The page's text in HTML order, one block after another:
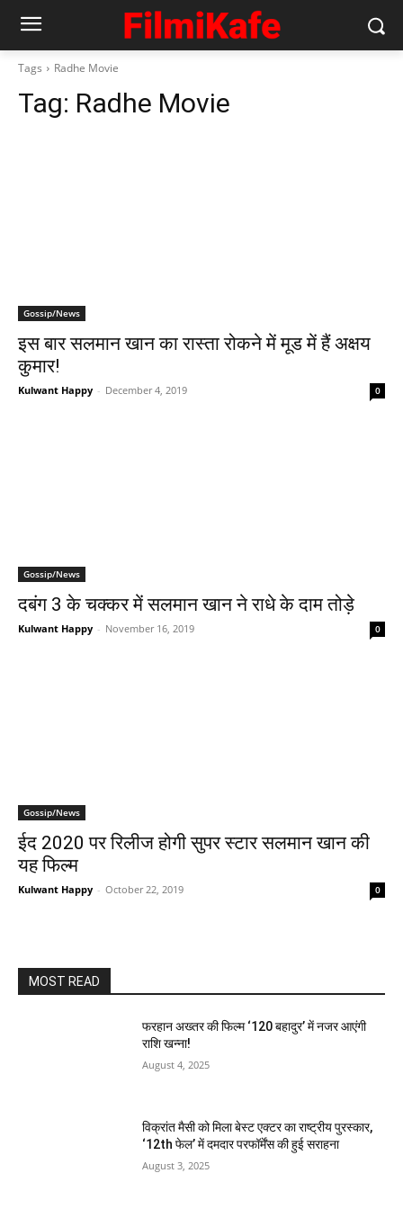
Tags Radhe Movie
Tag: Radhe Movie
Gossip/News
इस बार सलमान खान का रास्‍ता रोकने में मूड में हैं अक्षय
कुमार!
Kulwant Happy - December 4, 2019 0
Gossip/News
दबंग 3 के चक्‍कर में सलमान खान ने राधे के दाम तोड़े
Kulwant Happy - November 16, 2019 0
Gossip/News
ईद 2020 पर रिलीज होगी सुपर स्‍टार सलमान खान की
यह फिल्‍म
Kulwant Happy - October 22, 2019 0
MOST READ
फरहान अख्तर की फिल्म ‘120 बहादुर’ में नजर आएंगी
राशि खन्ना!
August 4, 2025
विक्रांत मैसी को मिला बेस्ट एक्टर का राष्ट्रीय पुरस्कार,
‘12th फेल’ में दमदार परफॉर्मेंस की हुई सराहना
August 3, 2025